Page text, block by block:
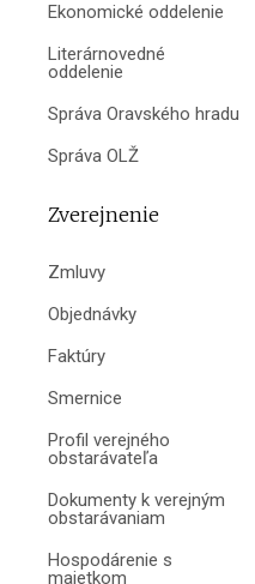
Ekonomické oddelenie
Literárnovedné
oddelenie
Správa Oravského hradu
Správa OLŽ
Zverejnenie
Zmluvy
Objednávky
Faktúry
Smernice
Profil verejného
obstarávateľa
Dokumenty k verejným
obstarávaniam
Hospodárenie s
majetkom